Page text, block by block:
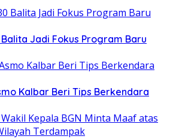
Jadi Fokus Program Baru
Kalbar Beri Tips Berkendara